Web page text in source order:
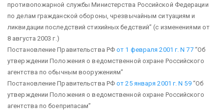
противопожарной службы Министерства Российской Федерации
по делам гражданской обороны, чрезвычайным ситуациям и
ликвидации последствий стихийных бедствий” (с изменениями от
8 августа 2003 г.)
Постановление Правительства РФот 1 февраля 2001 г. N 77“Об
утверждении Положения о ведомственной охране Российского
агентства по обычным вооружениям”
Постановление Правительства РФот 25 января 2001 г. N 59“Об
утверждении Положения о ведомственной охране Российского
агентства по боеприпасам”